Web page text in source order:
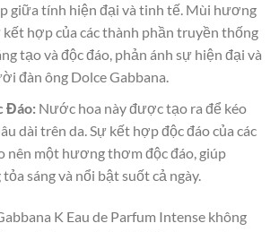
giữa tính hiện đại và tinh tế. Mùi hương
kết hợp của các thành phần truyền thống
tạo và độc đáo, phản ánh sự hiện đại và
đàn ông Dolce Gabbana.
Đáo:Nước hoa này được tạo ra để kéo
dài trên da. Sự kết hợp độc đáo của các
nên một hương thơm độc đáo, giúp
sáng và nổi bật suốt cả ngày.
K Eau de Parfum Intense không